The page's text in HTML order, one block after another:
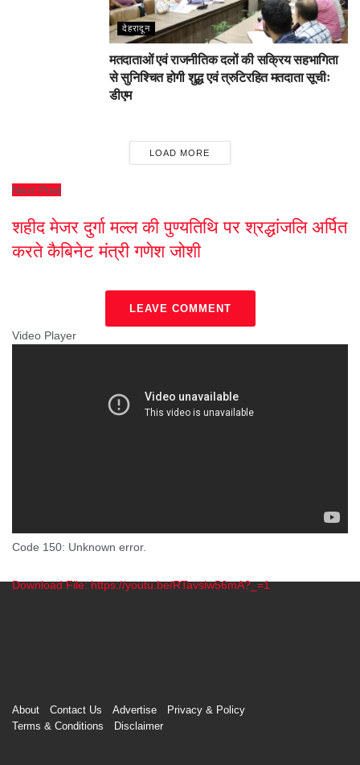
देहरादून
मतदाताओं एवं राजनीतिक दलों की सक्रिय सहभागिता
से सुनिश्चित होगी शुद्ध एवं त्रुटिरहित मतदाता सूचीः
डीएम
LOAD MORE
Next Post
शहीद मेजर दुर्गा मल्ल की पुण्यतिथि पर श्रद्धांजलि अर्पित
करते कैबिनेट मंत्री गणेश जोशी
LEAVE COMMENT
Video Player
Code 150: Unknown error.
Download File: https://youtu.be/RTavslw56mA?_=1
About Contact Us Advertise
Privacy & Policy
Terms & Conditions
Disclaimer